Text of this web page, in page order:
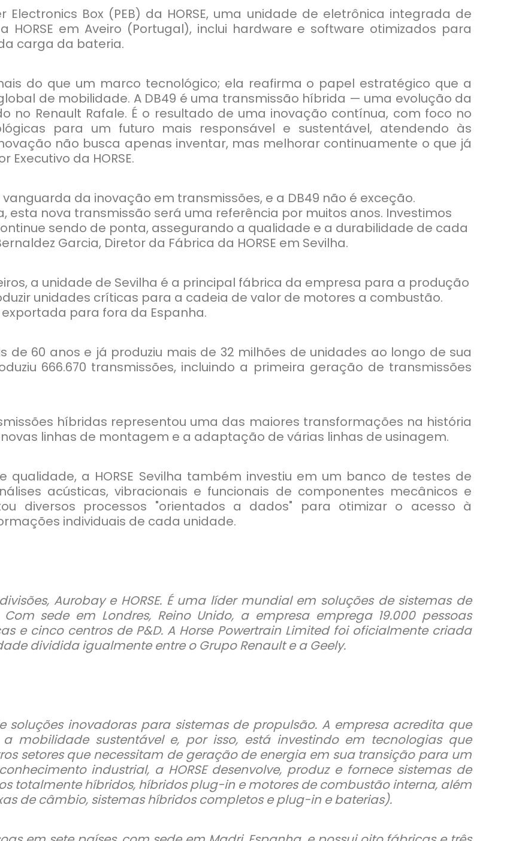
Box (PEB) da HORSE, uma unidade de eletrônica integrada de
HORSE em Aveiro (Portugal), inclui hardware e software otimizados para
carga da bateria.
do que um marco tecnológico; ela reafirma o papel estratégico que a
de mobilidade. A DB49 é uma transmissão híbrida — uma evolução da
no Renault Rafale. É o resultado de uma inovação contínua, com foco no
para um futuro mais responsável e sustentável, atendendo às
não busca apenas inventar, mas melhorar continuamente o que já
da HORSE.
da inovação em transmissões, e a DB49 não é exceção.
esta nova transmissão será uma referência por muitos anos. Investimos
sendo de ponta, assegurando a qualidade e a durabilidade de cada
Garcia, Diretor da Fábrica da HORSE em Sevilha.
a unidade de Sevilha é a principal fábrica da empresa para a produção
unidades críticas para a cadeia de valor de motores a combustão.
para fora da Espanha.
60 anos e já produziu mais de 32 milhões de unidades ao longo de sua
666.670 transmissões, incluindo a primeira geração de transmissões
híbridas representou uma das maiores transformações na história
linhas de montagem e a adaptação de várias linhas de usinagem.
a HORSE Sevilha também investiu em um banco de testes de
acústicas, vibracionais e funcionais de componentes mecânicos e
diversos processos "orientados a dados" para otimizar o acesso à
individuais de cada unidade.
Aurobay e HORSE. É uma líder mundial em soluções de sistemas de
sede em Londres, Reino Unido, a empresa emprega 19.000 pessoas
e cinco centros de P&D. A Horse Powertrain Limited foi oficialmente criada
dividida igualmente entre o Grupo Renault e a Geely.
soluções inovadoras para sistemas de propulsão. A empresa acredita que
mobilidade sustentável e, por isso, está investindo em tecnologias que
setores que necessitam de geração de energia em sua transição para um
industrial, a HORSE desenvolve, produz e fornece sistemas de
totalmente híbridos, híbridos plug-in e motores de combustão interna, além
de câmbio, sistemas híbridos completos e plug-in e baterias).